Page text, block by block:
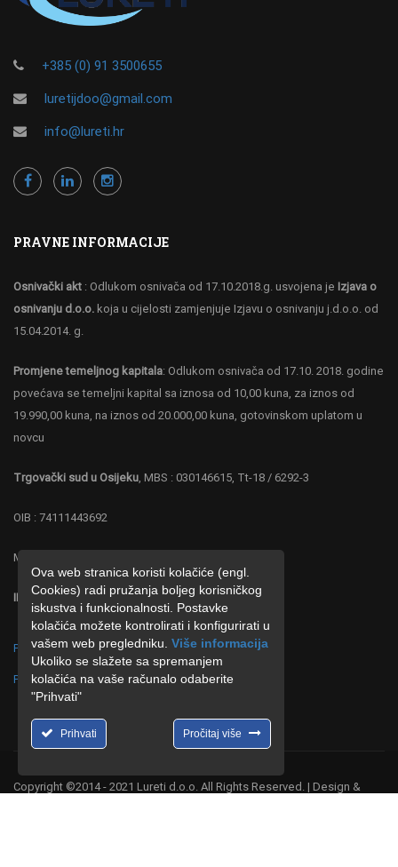
+385 (0) 91 3500655
luretijdoo@gmail.com
info@lureti.hr
PRAVNE INFORMACIJE
Osnivački akt : Odlukom osnivača od 17.10.2018.g. usvojena je Izjava o
osnivanju d.o.o. koja u cijelosti zamjenjuje Izjavu o osnivanju j.d.o.o. od
15.04.2014. g.
Promjene temeljnog kapitala: Odlukom osnivača od 17.10. 2018. godine
povećava se temeljni kapital sa iznosa od 10,00 kuna, za iznos od
19.990,00 kuna, na iznos od 20.000,00 kuna, gotovinskom uplatom u
novcu
Trgovački sud u Osijeku, MBS : 030146615, Tt-18 / 6292-3
OIB : 74111443692
MB : 4219287
IBAN : HR 0323600001102677886 ZABA
Politika o postupanju s kolačićima (cookies)
Politika o zaštiti privatnosti
Copyright ©2014 - 2021 Lureti d.o.o. All Rights Reserved. | Design &
Ova web stranica koristi kolačiće (engl.
Cookies) radi pružanja boljeg korisničkog
iskustva i funkcionalnosti. Postavke
kolačića možete kontrolirati i konfigurirati u
vašem web pregledniku. Više informacija
Ukoliko se slažete sa spremanjem
kolačića na vaše računalo odaberite
"Prihvati"
Prihvati Pročitaj više